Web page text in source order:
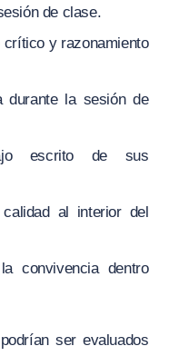
de clase.
crítico y razonamiento
durante la sesión de
escrito de sus
al interior del
convivencia dentro
ser evaluados